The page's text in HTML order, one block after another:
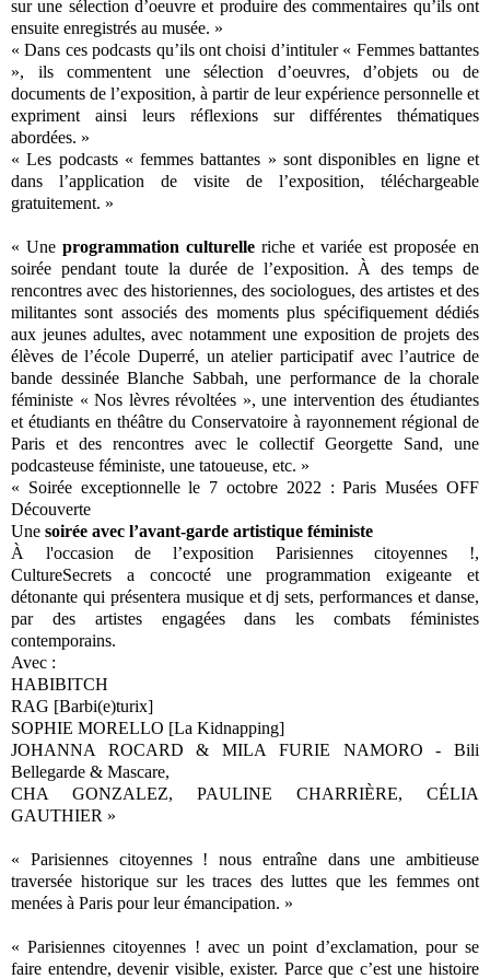
sur une sélection d’oeuvre et produire des commentaires qu’ils ont
ensuite enregistrés au musée. »
« Dans ces podcasts qu’ils ont choisi d’intituler « Femmes battantes
», ils commentent une sélection d’oeuvres, d’objets ou de
documents de l’exposition, à partir de leur expérience personnelle et
expriment ainsi leurs réflexions sur différentes thématiques
abordées. »
« Les podcasts « femmes battantes » sont disponibles en ligne et
dans l’application de visite de l’exposition, téléchargeable
gratuitement. »
« Une programmation culturelle riche et variée est proposée en
soirée pendant toute la durée de l’exposition. À des temps de
rencontres avec des historiennes, des sociologues, des artistes et des
militantes sont associés des moments plus spécifiquement dédiés
aux jeunes adultes, avec notamment une exposition de projets des
élèves de l’école Duperré, un atelier participatif avec l’autrice de
bande dessinée Blanche Sabbah, une performance de la chorale
féministe « Nos lèvres révoltées », une intervention des étudiantes
et étudiants en théâtre du Conservatoire à rayonnement régional de
Paris et des rencontres avec le collectif Georgette Sand, une
podcasteuse féministe, une tatoueuse, etc. »
« Soirée exceptionnelle le 7 octobre 2022 : Paris Musées OFF
Découverte
Une soirée avec l’avant-garde artistique féministe
À l'occasion de l’exposition Parisiennes citoyennes !,
CultureSecrets a concocté une programmation exigeante et
détonante qui présentera musique et dj sets, performances et danse,
par des artistes engagées dans les combats féministes
contemporains.
Avec :
HABIBITCH
RAG [Barbi(e)turix]
SOPHIE MORELLO [La Kidnapping]
JOHANNA ROCARD & MILA FURIE NAMORO - Bili
Bellegarde & Mascare,
CHA GONZALEZ, PAULINE CHARRIÈRE, CÉLIA
GAUTHIER »
« Parisiennes citoyennes ! nous entraîne dans une ambitieuse
traversée historique sur les traces des luttes que les femmes ont
menées à Paris pour leur émancipation. »
« Parisiennes citoyennes ! avec un point d’exclamation, pour se
faire entendre, devenir visible, exister. Parce que c’est une histoire